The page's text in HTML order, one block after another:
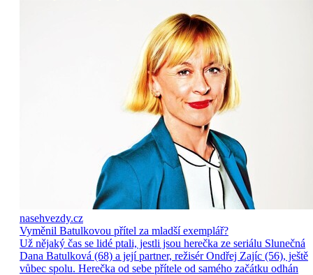
nasehvezdy.cz
Vyměnil Batulkovou přítel za mladší exemplář?
Už nějaký čas se lidé ptali, jestli jsou herečka ze seriálu Slunečná
Dana Batulková (68) a její partner, režisér Ondřej Zajíc (56), ještě
vůbec spolu. Herečka od sebe přítele od samého začátku odhán